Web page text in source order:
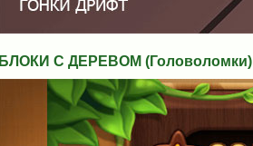
БЛОКИ С ДЕРЕВОМ (Головоломки)